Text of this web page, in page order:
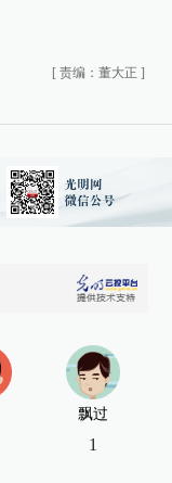
[ 责编：董大正 ]
飘过
1